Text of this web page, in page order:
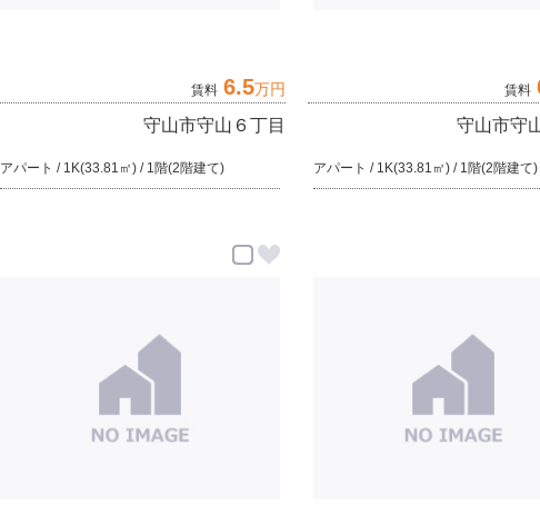
守山市守山６丁目
賃料 6.5万円
アパート / 1K(33.81㎡) / 1階(2階建て)
守山市守
賃料
アパート / 1K(33.81㎡) / 1階(2階建て)